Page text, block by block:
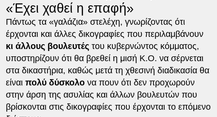
«Έχει χαθεί η επαφή»
Πάντως τα «γαλάζια» στελέχη, γνωρίζοντας ότι
έρχονται και άλλες δικογραφίες που περιλαμβάνουν
κι άλλους βουλευτέςτου κυβερνώντος κόμματος,
υποστηρίζουν ότι θα βρεθεί η μισή Κ.Ο. να σέρνεται
στα δικαστήρια, καθώς μετά τη χθεσινή διαδικασία θα
είναι πολύ δύσκολονα πουν ότι δεν προχωρούν
στην άρση της ασυλίας και άλλων βουλευτών που
βρίσκονται στις δικογραφίες που έρχονται το επόμενο